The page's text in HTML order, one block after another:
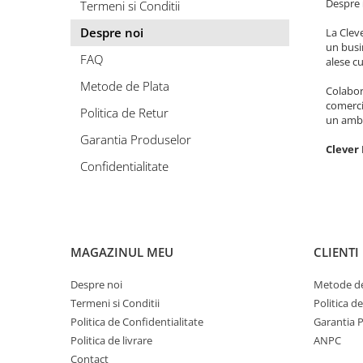
La
un
alese
un
Clever
Termeni si Conditii
Despre noi
FAQ
Metode de Plata
Politica de Retur
Garantia Produselor
Confidentialitate
MAGAZINUL MEU
Despre noi
Termeni si Conditii
Politica de Confidentialitate
Politica de livrare
Contact
CLIENTI
Metode
Politica
Garantia
ANPC